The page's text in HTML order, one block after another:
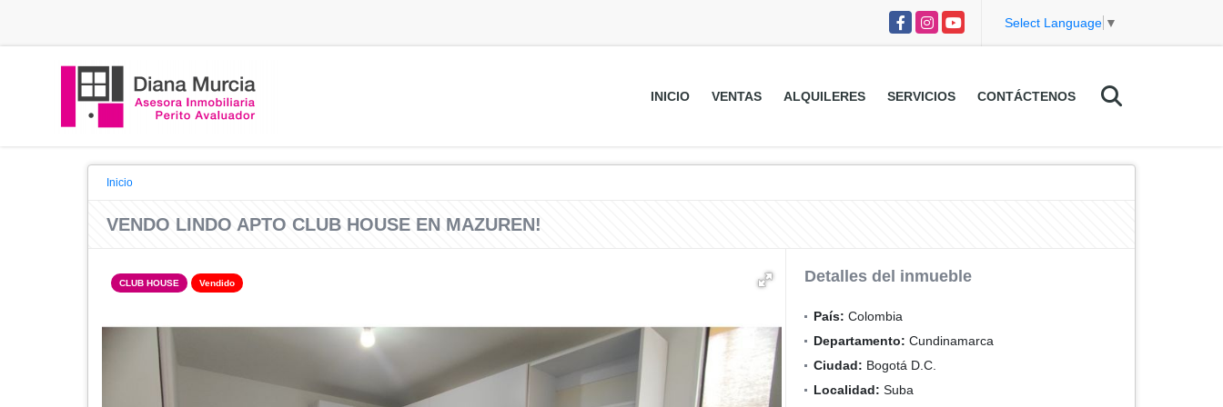
Facebook
InstagramYouTube Select Language ▼
INICIO VENTAS ALQUILERES SERVICIOS CONTÁCTENOS
Inicio
VENDO LINDO APTO CLUB HOUSE EN MAZUREN!
CLUB HOUSE Vendido Detalles del inmueble
País: Colombia
Departamento: Cundinamarca
Ciudad: Bogotá D.C.
Localidad: Suba